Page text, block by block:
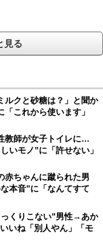
見る
ルクと砂糖は？」と聞か
これから使います」
教師が女子トイレに…
いモノ”に「許せない」
赤ちゃんに蹴られた男
本音”に「なんてすて
くりこない”男性→あか
いね「別人やん」「モ